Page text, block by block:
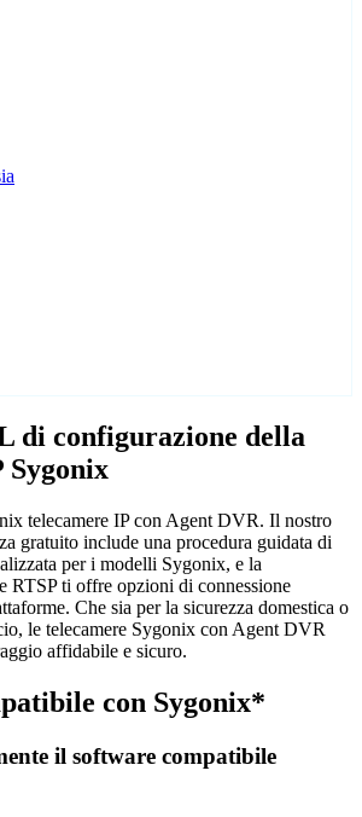
di configurazione della
Sygonix
telecamere IP con Agent DVR. Il nostro
gratuito include una procedura guidata di
per i modelli Sygonix, e la
ti offre opzioni di connessione
Che sia per la sicurezza domestica o
le telecamere Sygonix con Agent DVR
affidabile e sicuro.
con Sygonix*
il software compatibile